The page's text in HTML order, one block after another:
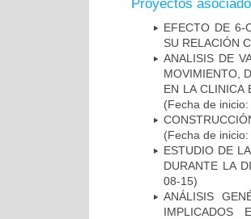
Proyectos
EFECTO DE 6-
SU RELACIÓN
ANALISIS DE
MOVIMIENTO,
EN LA CLINICA
(Fecha de
(Fecha de
ESTUDIO DE
DURANTE LA
08-15)
ANÁLISIS
IMPLICADOS